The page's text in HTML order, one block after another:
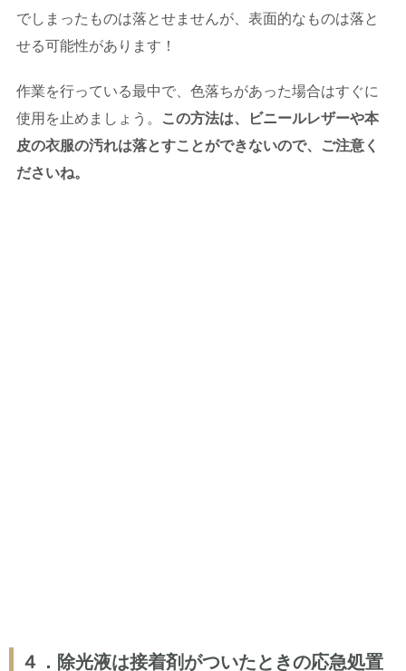
でしまったものは落とせませんが、表面的なものは落と
せる可能性があります！
作業を行っている最中で、色落ちがあった場合はすぐに
使用を止めましょう。
この方法は、ビニールレザーや本
皮の衣服の汚れは落とすことができないので、ご注意く
ださいね。
４．除光液は接着剤がついたときの応急処置